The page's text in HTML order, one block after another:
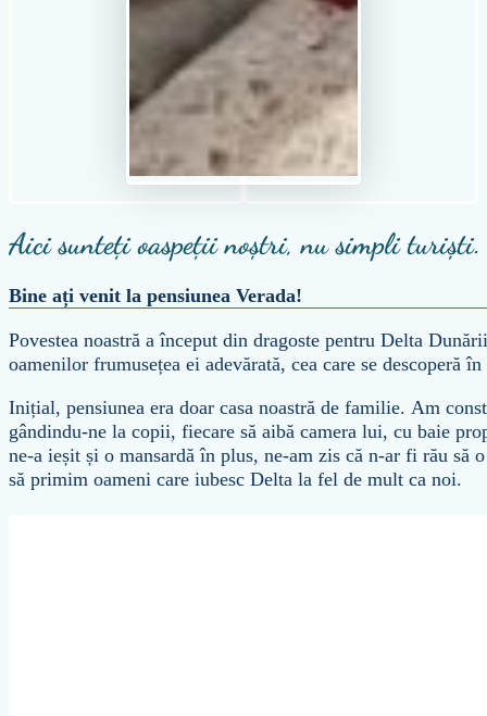
Aici sunteți oaspeții noștri, nu simpli turiști.
Bine ați venit la pensiunea Verada!
Povestea noastră a început din dragoste pentru Delta
oamenilor frumusețea ei adevărată, cea care se descoperă
Inițial, pensiunea era doar casa noastră de familie. Am
gândindu-ne la copii, fiecare să aibă camera lui, cu baie
ne-a ieșit și o mansardă în plus, ne-am zis că n-ar fi rău să
să primim oameni care iubesc Delta la fel de mult ca noi.